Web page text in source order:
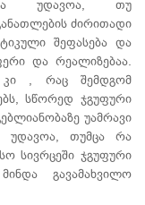
უდავოა, თუ
ძირითადი
შეფასება და
და რეალიზებაა.
კი , რაც შემდგომ
სწორედ ჯგუფური
უამრავი
უდავოა, თუმცა რა
სივრცეში ჯგუფური
გავამახვილო